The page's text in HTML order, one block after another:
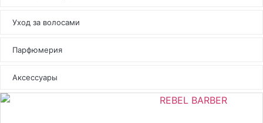
Уход за волосами
Парфюмерия
Аксессуары